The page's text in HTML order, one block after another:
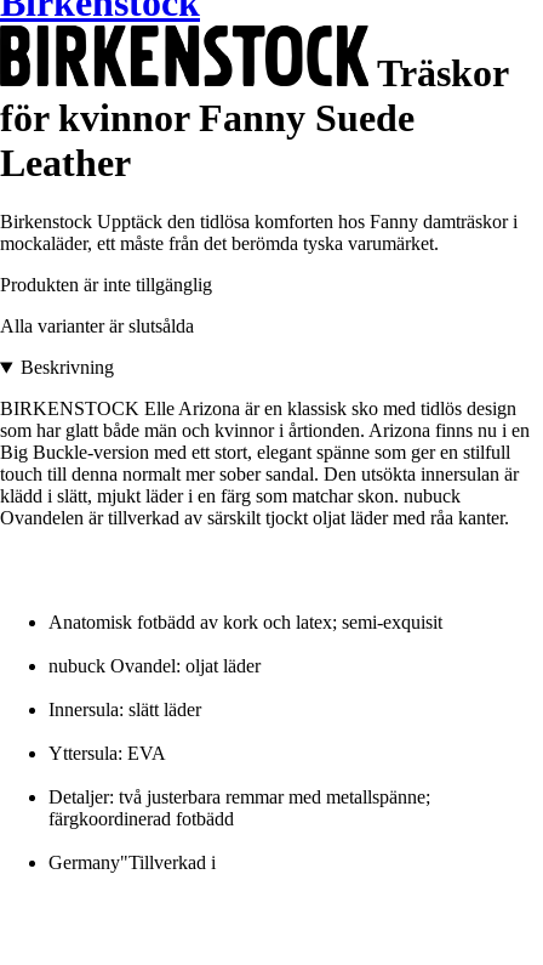
Träskor
för kvinnor Fanny Suede
Leather
Birkenstock Upptäck den tidlösa komforten hos Fanny damträskor i
mockaläder, ett måste från det berömda tyska varumärket.
Produkten är inte tillgänglig
Alla varianter är slutsålda
Beskrivning
BIRKENSTOCK Elle Arizona är en klassisk sko med tidlös design
som har glatt både män och kvinnor i årtionden. Arizona finns nu i en
Big Buckle-version med ett stort, elegant spänne som ger en stilfull
touch till denna normalt mer sober sandal. Den utsökta innersulan är
klädd i slätt, mjukt läder i en färg som matchar skon. nubuck
Ovandelen är tillverkad av särskilt tjockt oljat läder med råa kanter.
Anatomisk fotbädd av kork och latex; semi-exquisit
nubuck Ovandel: oljat läder
Innersula: slätt läder
Yttersula: EVA
Detaljer: två justerbara remmar med metallspänne;
färgkoordinerad fotbädd
Germany"Tillverkad i